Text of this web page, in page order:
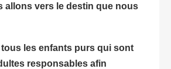
allons vers le destin que nous
les enfants purs qui sont
responsables afin